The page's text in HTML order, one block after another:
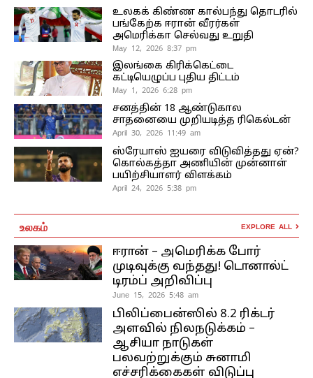
உலகக் கிண்ண கால்பந்து தொடரில்
பங்கேற்க ஈரான் வீரர்கள்
அமெரிக்கா செல்வது உறுதி
May 12, 2026 8:37 pm
இலங்கை கிரிக்கெட்டை
கட்டியெழுப்ப புதிய திட்டம்
May 1, 2026 6:28 pm
சனத்தின் 18 ஆண்டுகால
சாதனையை முறியடித்த ரிகெல்டன்
April 30, 2026 11:49 am
ஸ்ரேயாஸ் ஐயரை விடுவித்தது ஏன்?
கொல்கத்தா அணியின் முன்னாள்
பயிற்சியாளர் விளக்கம்
April 24, 2026 5:38 pm
உலகம் EXPLORE ALL
ஈரான் – அமெரிக்க போர்
முடிவுக்கு வந்தது! டொனால்ட்
டிரம்ப் அறிவிப்பு
June 15, 2026 5:48 am
பிலிப்பைன்ஸில் 8.2 ரிக்டர்
அளவில் நிலநடுக்கம் –
ஆசியா நாடுகள்
பலவற்றுக்கும் சுனாமி
எச்சரிக்கைகள் விடுப்பு